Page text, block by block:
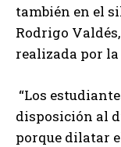
también en el
Rodrigo
realizada por la
“Los
disposición al
porque dilatar